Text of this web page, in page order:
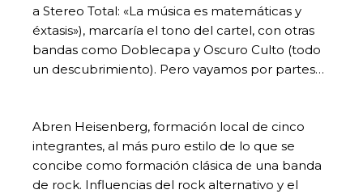
a Stereo Total: «La música es matemáticas y
éxtasis»), marcaría el tono del cartel, con otras
bandas como Doblecapa y Oscuro Culto (todo
un descubrimiento). Pero vayamos por partes…
Abren Heisenberg, formación local de cinco
integrantes, al más puro estilo de lo que se
concibe como formación clásica de una banda
de rock. Influencias del rock alternativo y el